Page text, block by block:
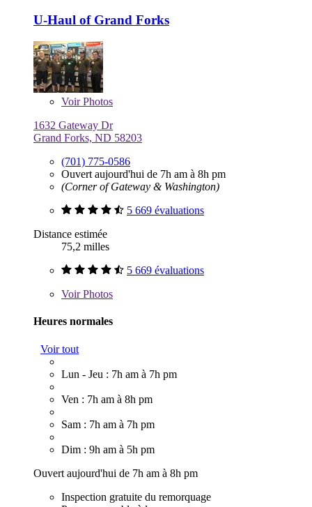
U-Haul of Grand Forks
VoirPhotos
1632 Gateway Dr
Grand Forks, ND 58203
(701) 775-0586
Ouvert aujourd'hui de 7h am à 8h pm
(Corner of Gateway & Washington)
5 669 évaluations
Distance estimée
75,2 milles
5 669 évaluations
VoirPhotos
Heures normales
Voir tout
Lun - Jeu : 7h am à 7h pm
Ven : 7h am à 8h pm
Sam : 7h am à 7h pm
Dim : 9h am à 5h pm
Ouvert aujourd'hui de 7h am à 8h pm
Inspection gratuite du remorquage